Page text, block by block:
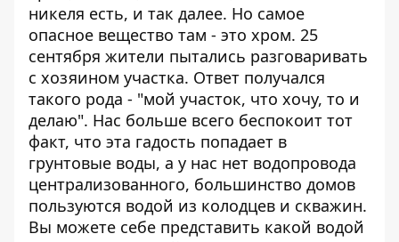
никеля есть, и так далее. Но самое
опасное вещество там - это хром. 25
сентября жители пытались разговаривать
с хозяином участка. Ответ получался
такого рода - "мой участок, что хочу, то и
делаю". Нас больше всего беспокоит тот
факт, что эта гадость попадает в
грунтовые воды, а у нас нет водопровода
централизованного, большинство домов
пользуются водой из колодцев и скважин.
Вы можете себе представить какой водой